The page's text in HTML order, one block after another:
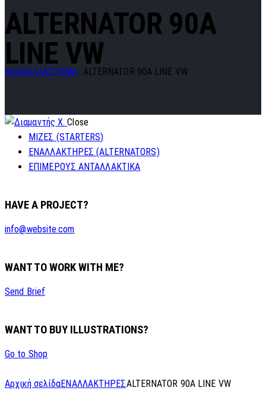
ALTERNATOR 90A
LINE VW
Home ΚΑΤΑΣΤΗΜΑ...ALTERNATOR 90A LINE VW
Close
ΜΙΖΕΣ (STARTERS)
ΕΝΑΛΛΑΚΤΗΡΕΣ (ALTERNATORS)
ΕΠΙΜΕΡΟΥΣ ΑΝΤΑΛΛΑΚΤΙΚΑ
HAVE A PROJECT?
info@website.com
WANT TO WORK WITH ME?
Send Brief
WANT TO BUY ILLUSTRATIONS?
Go to Shop
Αρχική σελίδαΕΝΑΛΛΑΚΤΗΡΕΣALTERNATOR 90A LINE VW